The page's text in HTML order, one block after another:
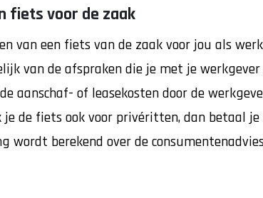
fiets voor de zaak
van een fiets van de zaak voor jou als
van de afspraken die je met je
aanschaf- of leasekosten door de
je de fiets ook voor privéritten, dan betaal
wordt berekend over de